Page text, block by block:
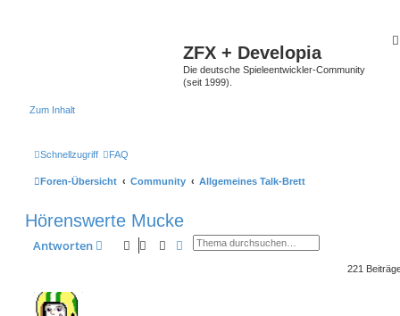
ZFX + Developia
Die deutsche Spieleentwickler-Community
(seit 1999).
Zum Inhalt
Schnellzugriff FAQ
Foren-Übersicht Community Allgemeines Talk-Brett
Hörenswerte Mucke
Antworten SucheErweiterte Suche
221